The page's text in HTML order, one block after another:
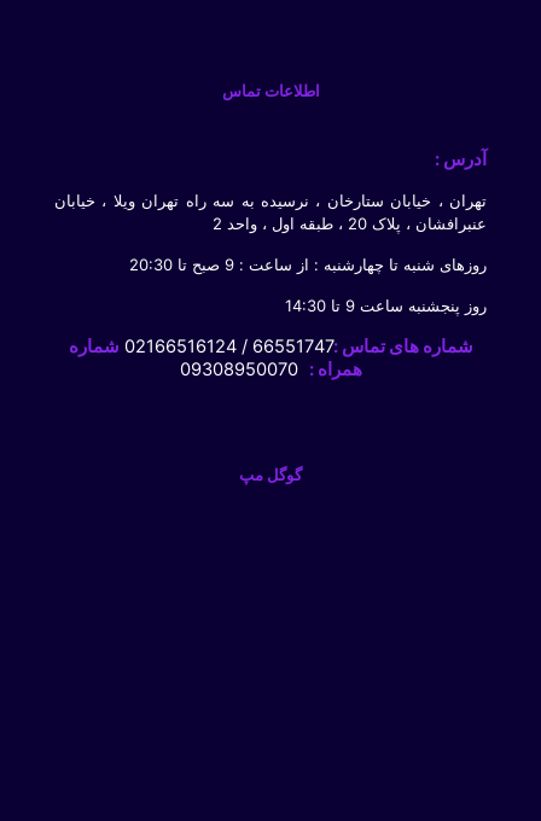
اطلاعات تماس
آدرس :
تهران ، خیابان ستارخان ، نرسیده به سه راه تهران ویلا ، خیابان
عنبرافشان ، پلاک 20 ، طبقه اول ، واحد 2
روزهای شنبه تا چهارشنبه : از ساعت : 9 صبح تا 20:30
روز پنجشنبه ساعت 9 تا 14:30
شماره های تماس :66551747 / 02166516124
شماره
همراه : 09308950070
گوگل مپ